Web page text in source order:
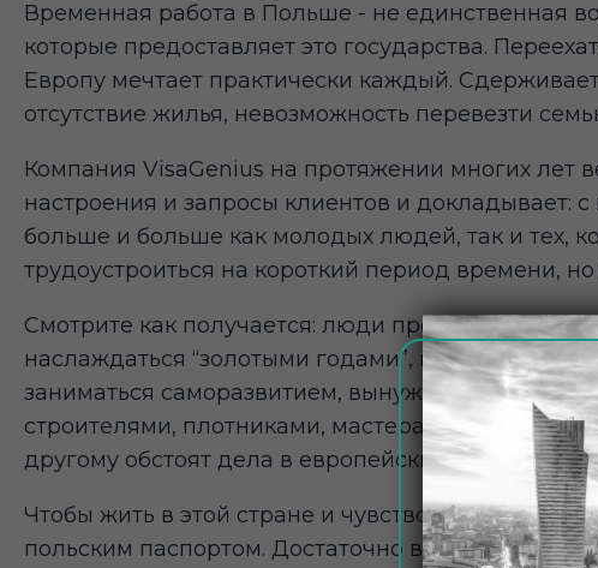
Временная работа в Польше - не единственная
которые предоставляет это государства.
Европу мечтает практически каждый.
отсутствие жилья, невозможность перевезти
Компания VisaGenius на протяжении многих лет
настроения и запросы клиентов и докладывает:
больше и больше как молодых людей, так и тех,
трудоустроиться на короткий период времени,
Смотрите как получается: люди
наслаждаться “золотыми годами”, проводить
заниматься саморазвитием, вынуждены искать
строителями, плотниками, мастерами.
другому обстоят дела в европейских
Чтобы жить в этой стране и чувствовать себя
польским паспортом. Достаточно вида на